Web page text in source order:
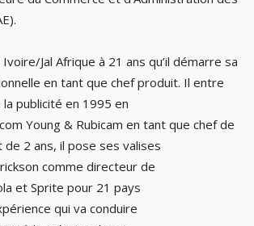
Jal Afrique à 21 ans qu’il démarre sa
en tant que chef produit. Il entre
la publicité en 1995 en
Young & Rubicam en tant que chef de
de 2 ans, il pose ses valises
comme directeur de
et Sprite pour 21 pays
qui va conduire